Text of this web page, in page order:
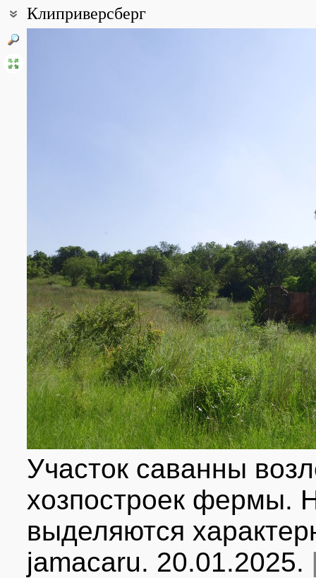
Клиприверсберг
Участок саванны
хозпостроек фермы.
выделяются
jamacaru. 20.01.2025.